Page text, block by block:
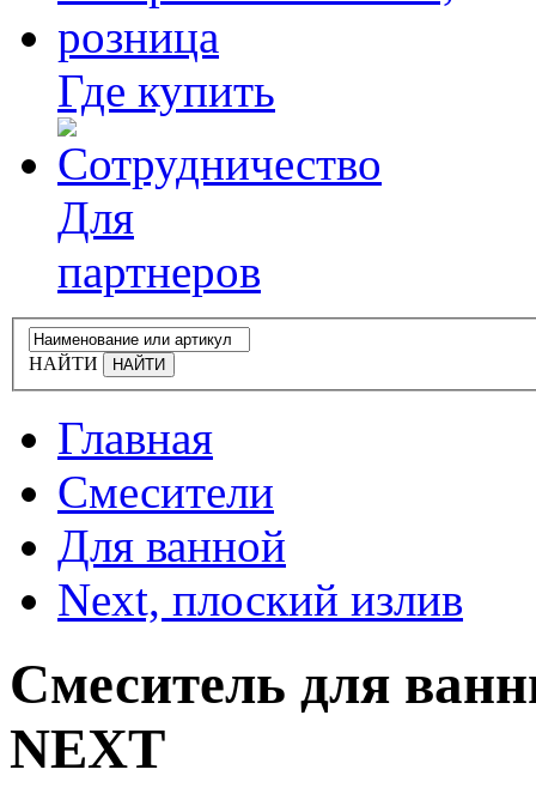
Где купить
Для
партнеров
НАЙТИ
Главная
Смесители
Для ванной
Next, плоский излив
Смеситель для
NEXT